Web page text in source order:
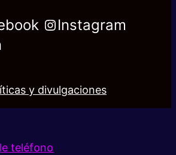
Instagram
y divulgaciones
teléfono